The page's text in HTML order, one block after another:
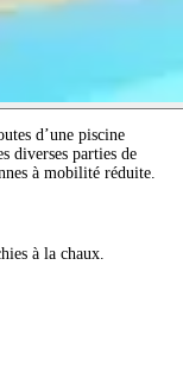
d’une piscine
diverses parties de
à mobilité réduite.
à la chaux.